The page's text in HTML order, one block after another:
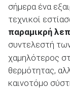
σήμερα ένα
τεχνικοί
παραμικρή
συντελεστή
χαμηλότερος
θερμότητας,
καινοτόμο